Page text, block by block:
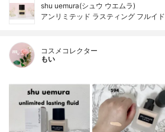
shu uemura(シュウ ウエムラ)
アンリミテッド ラスティング フルイド
コスメコレクター
もい